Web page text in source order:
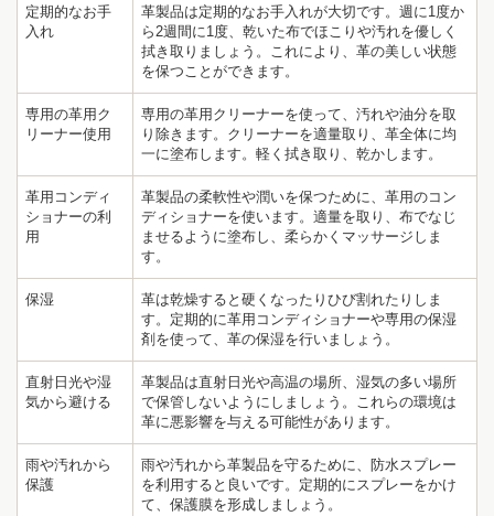
定期的なお手
入れ
革製品は定期的なお手入れが大切です。週に1度か
ら2週間に1度、乾いた布でほこりや汚れを優しく
拭き取りましょう。これにより、革の美しい状態
を保つことができます。
専用の革用ク
リーナー使用
専用の革用クリーナーを使って、汚れや油分を取
り除きます。クリーナーを適量取り、革全体に均
一に塗布します。軽く拭き取り、乾かします。
革用コンディ
ショナーの利
用
革製品の柔軟性や潤いを保つために、革用のコン
ディショナーを使います。適量を取り、布でなじ
ませるように塗布し、柔らかくマッサージしま
す。
保湿
革は乾燥すると硬くなったりひび割れたりしま
す。定期的に革用コンディショナーや専用の保湿
剤を使って、革の保湿を行いましょう。
直射日光や湿
気から避ける
革製品は直射日光や高温の場所、湿気の多い場所
で保管しないようにしましょう。これらの環境は
革に悪影響を与える可能性があります。
雨や汚れから
保護
雨や汚れから革製品を守るために、防水スプレー
を利用すると良いです。定期的にスプレーをかけ
て、保護膜を形成しましょう。
1 12